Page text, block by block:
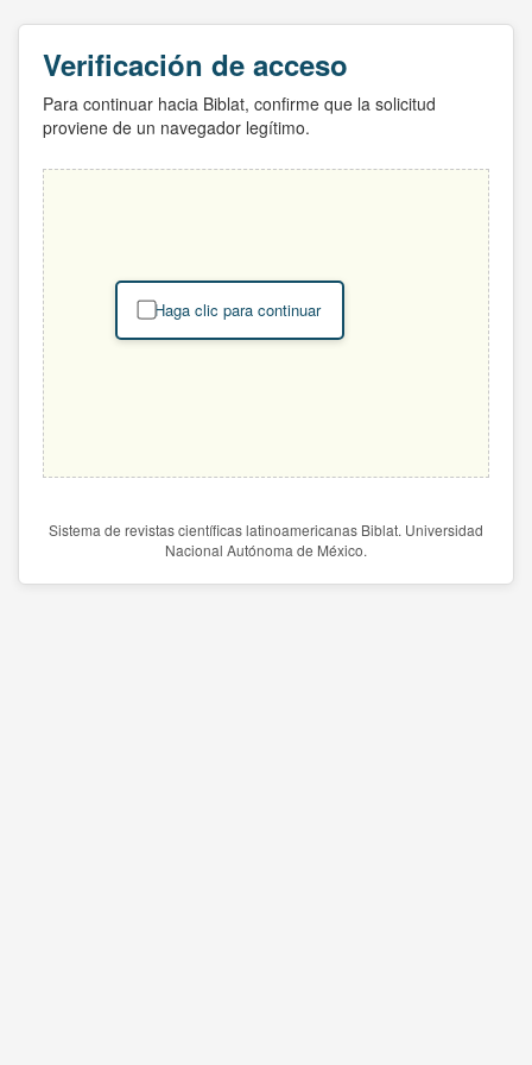
Verificación de acceso
Para continuar hacia Biblat, confirme que la solicitud
proviene de un navegador legítimo.
Haga clic para continuar
Sistema de revistas científicas latinoamericanas Biblat. Universidad
Nacional Autónoma de México.